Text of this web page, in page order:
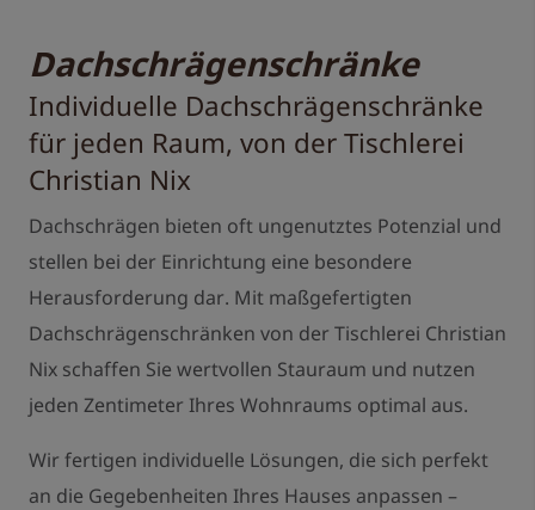
Dachschrägenschränke
Individuelle Dachschrägenschränke
für jeden Raum, von der Tischlerei
Christian Nix
Dachschrägen bieten oft ungenutztes Potenzial und
stellen bei der Einrichtung eine besondere
Herausforderung dar. Mit maßgefertigten
Dachschrägenschränken von der Tischlerei Christian
Nix schaffen Sie wertvollen Stauraum und nutzen
jeden Zentimeter Ihres Wohnraums optimal aus.
Wir fertigen individuelle Lösungen, die sich perfekt
an die Gegebenheiten Ihres Hauses anpassen –